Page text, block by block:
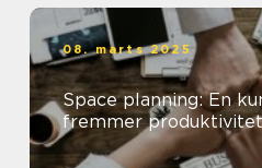
08. marts 2025
Space planning: En
fremmer